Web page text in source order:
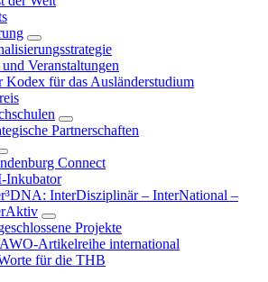
Veranstaltungen
Kodex für das Ausländerstudium
Partnerschaften
Connect
Inkubator
InterDisziplinär – InterNational –
Projekte
Artikelreihe international
für die THB